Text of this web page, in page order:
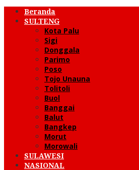
Beranda
SULTENG
Kota Palu
Sigi
Donggala
Parimo
Poso
Tojo Unauna
Tolitoli
Buol
Banggai
Balut
Bangkep
Morut
Morowali
SULAWESI
NASIONAL